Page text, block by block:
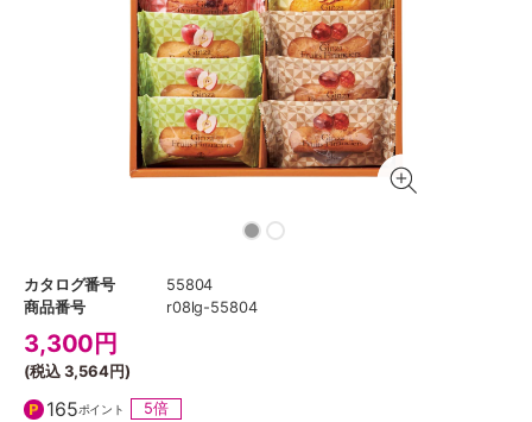
カタログ番号
55804
商品番号
r08lg-55804
3,300 円
(税込3,564円)
165ポイント
5倍